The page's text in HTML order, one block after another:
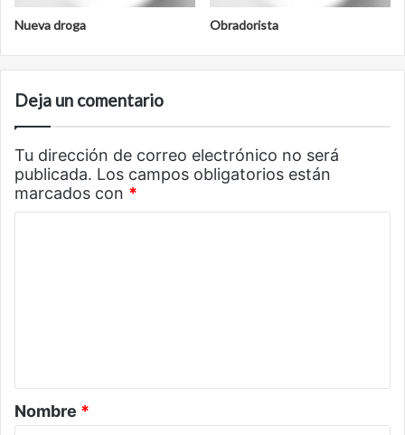
Nueva droga Obradorista
Deja un comentario
Tu dirección de correo electrónico no será
publicada. Los campos obligatorios están
marcados con *
a
r
Nombre *